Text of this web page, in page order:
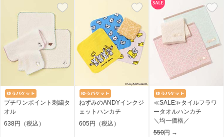
プチワンポイント刺繍タ
オル
638円（税込）
ねずみのANDYインクジ
ェットハンカチ
605円（税込）
≪SALE≫タイルフラワ
ータオルハンカチ
＼均一価格／
550円 →